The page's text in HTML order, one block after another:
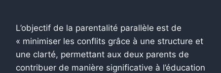
L’objectif de la parentalité parallèle est de
« minimiser les conflits grâce à une structure et
une clarté, permettant aux deux parents de
contribuer de manière significative à l’éducation